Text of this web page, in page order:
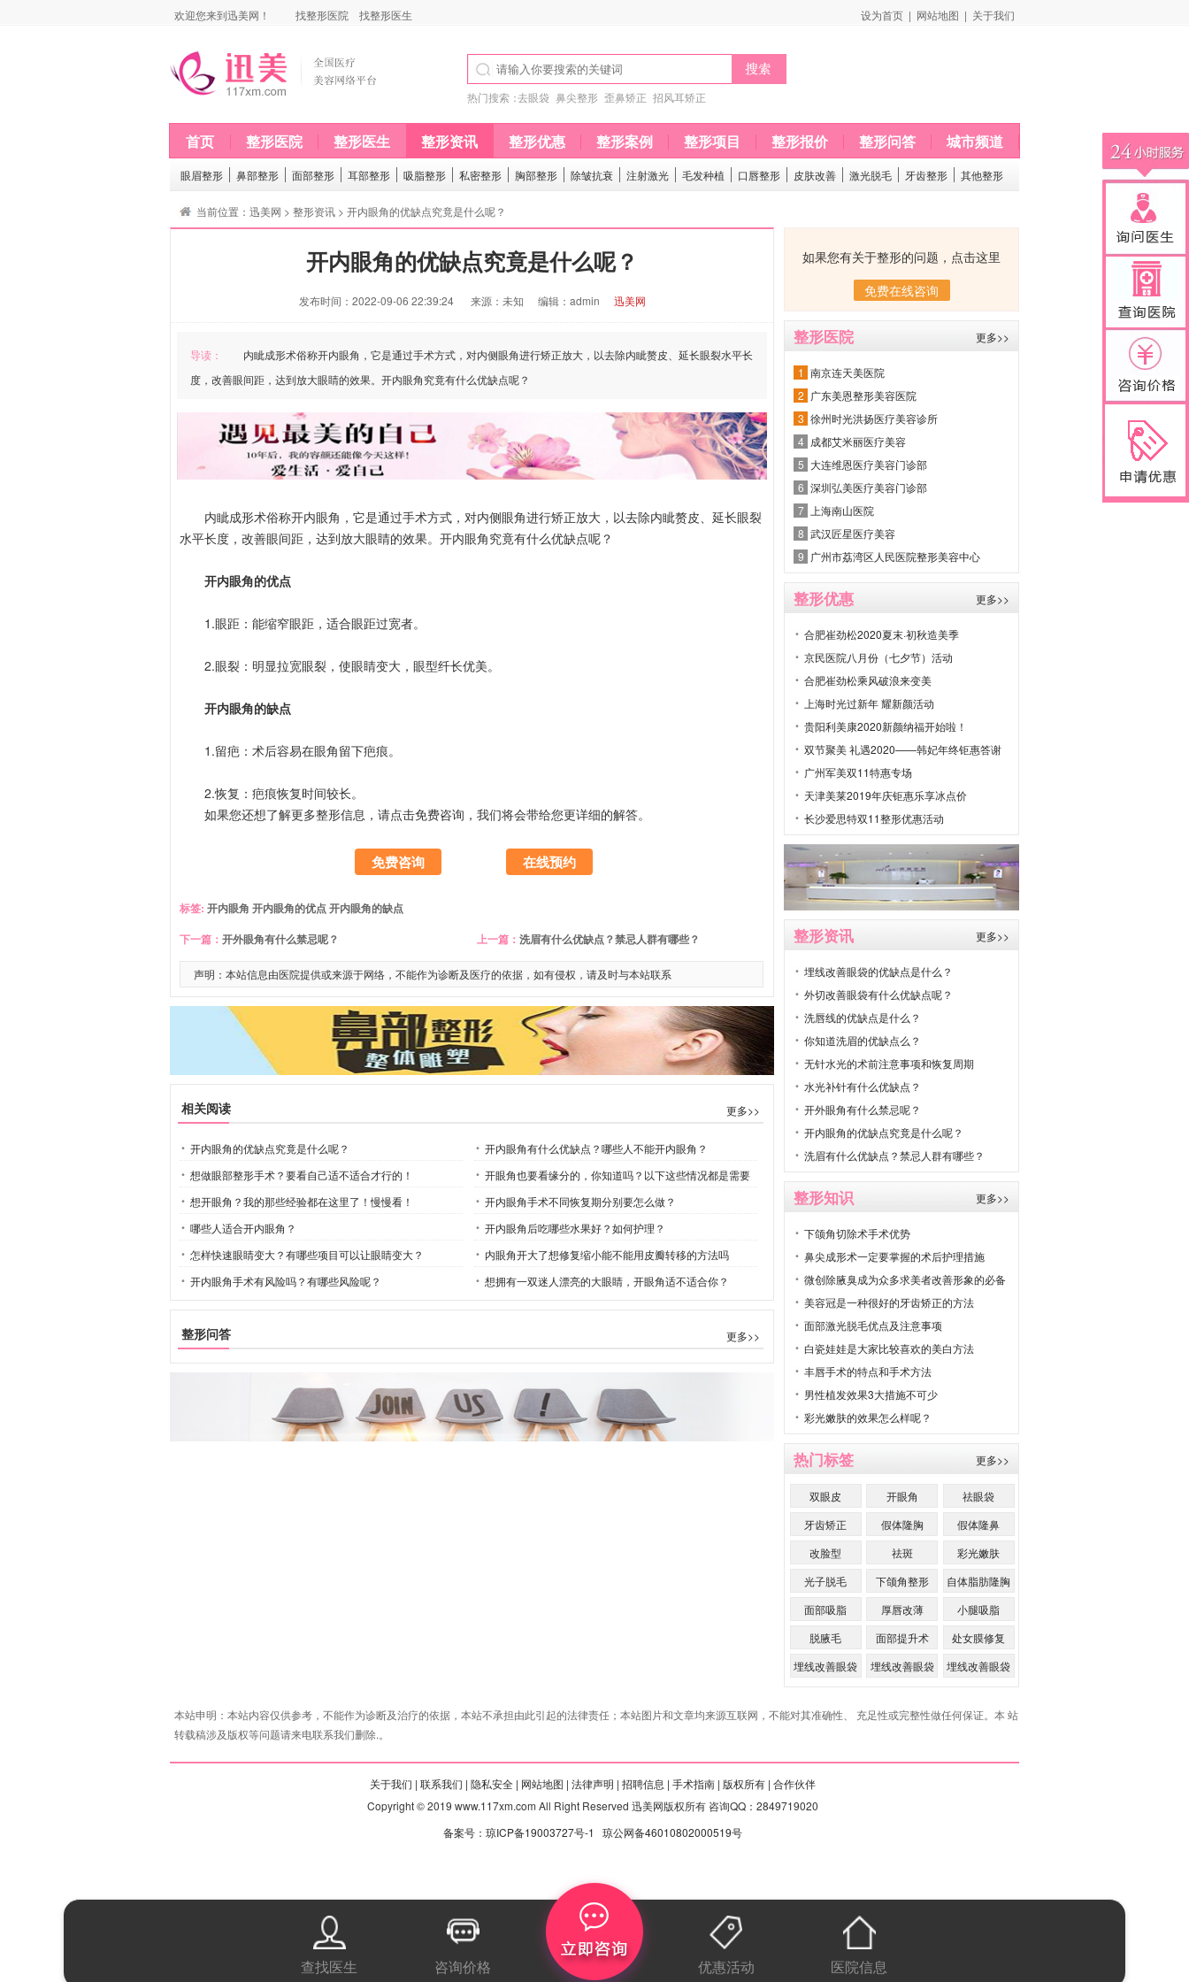
欢迎您来到迅美网！ 找整形医院 找整形医生 设为首页 | 网站地图 | 关于我们
热门搜索：去眼袋 鼻尖整形 歪鼻矫正 招风耳矫正
首页 整形医院 整形医生 整形资讯 整形优惠 整形案例 整形项目 整形报价 整形问答 城市频道
眼眉整形 鼻部整形 面部整形 耳部整形 吸脂整形 私密整形 胸部整形 除皱抗衰 注射激光 毛发种植 口唇整形 皮肤改善 激光脱毛 牙齿整形 其他整形
当前位置： 迅美网 > 整形资讯 > 开内眼角的优缺点究竟是什么呢？
开内眼角的优缺点究竟是什么呢？
发布时间：2022-09-06 22:39:24 来源：未知 编辑：admin 迅美网
导读：
内眦成形术俗称开内眼角，它是通过手术方式，对内侧眼角进行矫正放大，以去除内眦赘皮、延长眼裂水平长
度，改善眼间距，达到放大眼睛的效果。开内眼角究竟有什么优缺点呢？
内眦成形术俗称开内眼角，它是通过手术方式，对内侧眼角进行矫正放大，以去除内眦赘皮、延长眼裂
水平长度，改善眼间距，达到放大眼睛的效果。开内眼角究竟有什么优缺点呢？
开内眼角的优点
1.眼距：能缩窄眼距，适合眼距过宽者。
2.眼裂：明显拉宽眼裂，使眼睛变大，眼型纤长优美。
开内眼角的缺点
1.留疤：术后容易在眼角留下疤痕。
2.恢复：疤痕恢复时间较长。
如果您还想了解更多整形信息，请点击免费咨询，我们将会带给您更详细的解答。
免费咨询 在线预约
标签: 开内眼角 开内眼角的优点开内眼角的缺点
下一篇： 开外眼角有什么禁忌呢？ 上一篇： 洗眉有什么优缺点？禁忌人群有哪些？
声明：本站信息由医院提供或来源于网络，不能作为诊断及医疗的依据，如有侵权，请及时与本站联系
相关阅读 更多>>
开内眼角的优缺点究竟是什么呢？
开内眼角有什么优缺点？哪些人不能开内眼角？
想做眼部整形手术？要看自己适不适合才行的！
开眼角也要看缘分的，你知道吗？以下这些情况都是需要
想开眼角？我的那些经验都在这里了！慢慢看！
开内眼角手术不同恢复期分别要怎么做？
哪些人适合开内眼角？
开内眼角后吃哪些水果好？如何护理？
怎样快速眼睛变大？有哪些项目可以让眼睛变大？
内眼角开大了想修复缩小能不能用皮瓣转移的方法吗
开内眼角手术有风险吗？有哪些风险呢？
想拥有一双迷人漂亮的大眼睛，开眼角适不适合你？
整形问答 更多>>
如果您有关于整形的问题，点击这里
免费在线咨询
整形医院 更多>>
1 南京连天美医院
2 广东美恩整形美容医院
3 徐州时光洪扬医疗美容诊所
4 成都艾米丽医疗美容
5 大连维恩医疗美容门诊部
6 深圳弘美医疗美容门诊部
7
上海南山医院
8 武汉匠星医疗美容
9 广州市荔湾区人民医院整形美容中心
整形优惠 更多>>
合肥崔劲松2020夏末·初秋造美季
京民医院八月份（七夕节）活动
合肥崔劲松乘风破浪来变美
上海时光过新年 耀新颜活动
贵阳利美康2020新颜纳福开始啦！
双节聚美 礼遇2020——韩妃年终钜惠答谢
广州军美双11特惠专场
天津美莱2019年庆钜惠乐享冰点价
长沙爱思特双11整形优惠活动
整形资讯 更多>>
埋线改善眼袋的优缺点是什么？
外切改善眼袋有什么优缺点呢？
洗唇线的优缺点是什么？
你知道洗眉的优缺点么？
无针水光的术前注意事项和恢复周期
水光补针有什么优缺点？
开外眼角有什么禁忌呢？
开内眼角的优缺点究竟是什么呢？
洗眉有什么优缺点？禁忌人群有哪些？
整形知识 更多>>
下颌角切除术手术优势
鼻尖成形术一定要掌握的术后护理措施
微创除腋臭成为众多求美者改善形象的必备
美容冠是一种很好的牙齿矫正的方法
面部激光脱毛优点及注意事项
白瓷娃娃是大家比较喜欢的美白方法
丰唇手术的特点和手术方法
男性植发效果3大措施不可少
彩光嫩肤的效果怎么样呢？
热门标签 更多>>
双眼皮 开眼角
祛眼袋
牙齿矫正
假体隆胸
假体隆鼻
改脸型
祛斑
彩光嫩肤
光子脱毛
下颌角整形
自体脂肪隆胸
面部吸脂
厚唇改薄
小腿吸脂
脱腋毛
面部提升术
处女膜修复
埋线改善眼袋
埋线改善眼袋
埋线改善眼袋
本站申明：本站内容仅供参考，不能作为诊断及治疗的依据，本站不承担由此引起的法律责任；本站图片和文章均来源互联网，不能对其准确性、 充足性或完整性做任何保证。本 站
转载稿涉及版权等问题请来电联系我们删除.。
关于我们 | 联系我们 | 隐私安全 | 网站地图 | 法律声明 | 招聘信息 | 手术指南 | 版权所有 | 合作伙伴
Copyright © 2019 www.117xm.com All Right Reserved 迅美网版权所有 咨询QQ：2849719020
备案号：琼ICP备19003727号-1
琼公网备46010802000519号
查找医生 咨询价格 优惠活动 医院信息